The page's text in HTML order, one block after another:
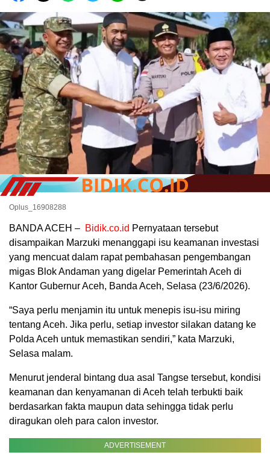
Oplus_16908288
BANDA ACEH – Bidik.co.id Pernyataan tersebut
disampaikan Marzuki menanggapi isu keamanan investasi
yang mencuat dalam rapat pembahasan pengembangan
migas Blok Andaman yang digelar Pemerintah Aceh di
Kantor Gubernur Aceh, Banda Aceh, Selasa (23/6/2026).
“Saya perlu menjamin itu untuk menepis isu-isu miring
tentang Aceh. Jika perlu, setiap investor silakan datang ke
Polda Aceh untuk memastikan sendiri,” kata Marzuki,
Selasa malam.
Menurut jenderal bintang dua asal Tangse tersebut, kondisi
keamanan dan kenyamanan di Aceh telah terbukti baik
berdasarkan fakta maupun data sehingga tidak perlu
diragukan oleh para calon investor.
ADVERTISEMENT